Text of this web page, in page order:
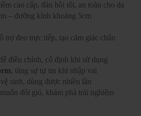
cao cấp, đàn hồi tốt, an toàn cho da
– đường kính khoảng 5cm
trợ đeo trực tiếp, tạo cảm giác chân
điều chỉnh, cố định khi sử dụng
, tăng sự tự tin khi nhập vai
sinh, dùng được nhiều lần
đổi gió, khám phá trải nghiệm